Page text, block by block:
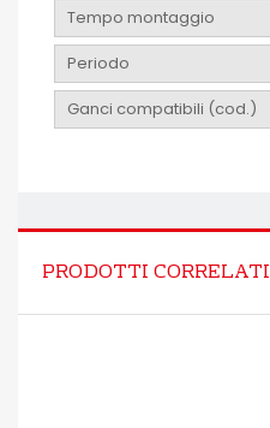
Tempo montaggio
Periodo
Ganci compatibili (cod.)
PRODOTTI CORRELATI